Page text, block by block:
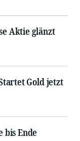
Aktie glänzt
Gold jetzt
bis Ende